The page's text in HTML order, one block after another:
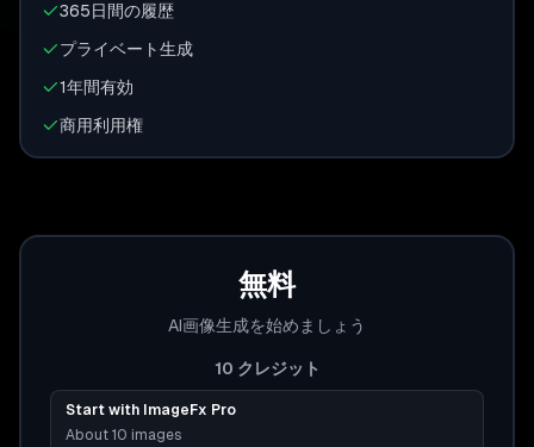
365日間の履歴
プライベート生成
1年間有効
商用利用権
無料
AI画像生成を始めましょう
10 クレジット
Start with ImageFx Pro
About 10 images